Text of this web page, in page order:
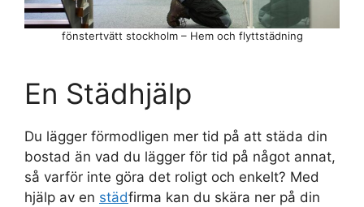
En Städhjälp
Du lägger förmodligen mer tid på att städa din
bostad än vad du lägger för tid på något annat,
så varför inte göra det roligt och enkelt? Med
hjälp av en städfirma kan du skära ner på din
fönstertvätt stockholm – Hem och flyttstädning